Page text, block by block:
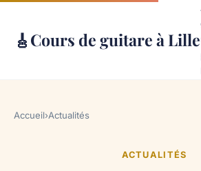
🎸Cours de guitare à Lille
Accueil›Actualités
ACTUALITÉS